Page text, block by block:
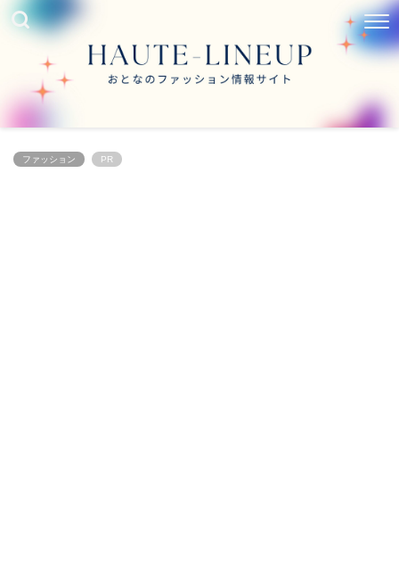
ファッション PR